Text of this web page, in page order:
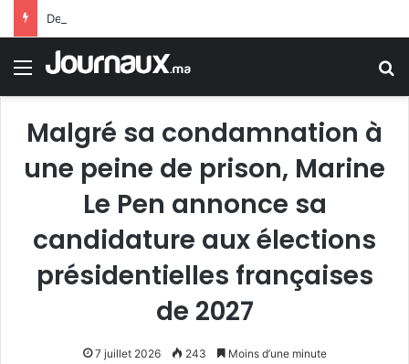
Menu
Malgré sa condamnation à
une peine de prison, Marine
Le Pen annonce sa
candidature aux élections
présidentielles françaises
de 2027
7 juillet 2026 243 Moins d’une minute